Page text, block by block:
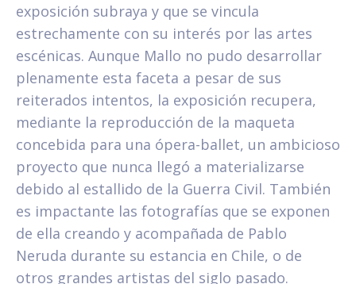
exposición subraya y que se vincula
estrechamente con su interés por las artes
escénicas. Aunque Mallo no pudo desarrollar
plenamente esta faceta a pesar de sus
reiterados intentos, la exposición recupera,
mediante la reproducción de la maqueta
concebida para una ópera-ballet, un ambicioso
proyecto que nunca llegó a materializarse
debido al estallido de la Guerra Civil. También
es impactante las fotografías que se exponen
de ella creando y acompañada de Pablo
Neruda durante su estancia en Chile, o de
otros grandes artistas del siglo pasado.